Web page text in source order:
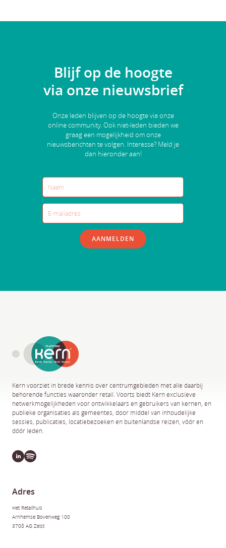
Blijf op de hoogte
via onze nieuwsbrief
Onze leden blijven op de hoogte via onze
online community. Ook niet-leden bieden we
graag een mogelijkheid om onze
nieuwsberichten te volgen. Interesse? Meld je
dan hieronder aan!
AANMELDEN
Kern voorziet in brede kennis over centrumgebieden met alle daarbij
behorende functies waaronder retail. Voorts biedt Kern exclusieve
netwerkmogelijkheden voor ontwikkelaars en gebruikers van kernen, en
publieke organisaties als gemeentes, door middel van inhoudelijke
sessies, publicaties, locatiebezoeken en buitenlandse reizen, vóór en
dóór leden.
Adres
Het Retailhuis
Arnhemse Bovenweg 100
3708 AG Zeist